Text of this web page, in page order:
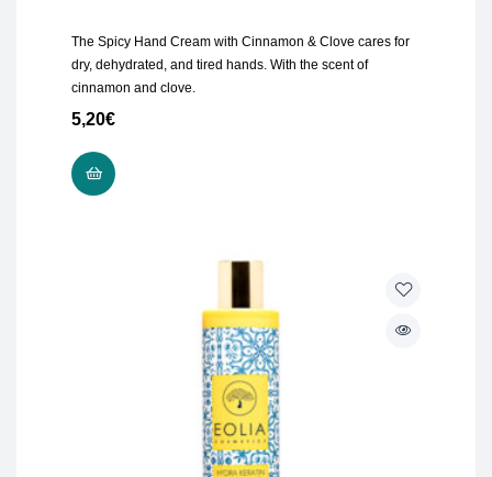
The Spicy Hand Cream with Cinnamon & Clove cares for
dry, dehydrated, and tired hands. With the scent of
cinnamon and clove.
5,20€